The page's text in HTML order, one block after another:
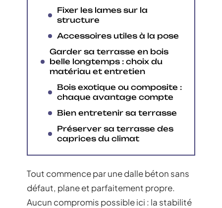
Fixer les lames sur la
structure
Accessoires utiles à la pose
Garder sa terrasse en bois
belle longtemps : choix du
matériau et entretien
Bois exotique ou composite :
chaque avantage compte
Bien entretenir sa terrasse
Préserver sa terrasse des
caprices du climat
Tout commence par une dalle béton sans
défaut, plane et parfaitement propre.
Aucun compromis possible ici : la stabilité